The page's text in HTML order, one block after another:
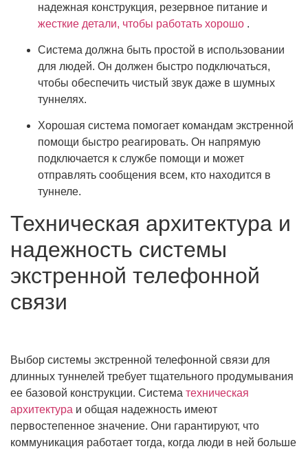
надежная конструкция, резервное питание и
жесткие детали, чтобы работать хорошо .
Система должна быть простой в использовании
для людей. Он должен быстро подключаться,
чтобы обеспечить чистый звук даже в шумных
туннелях.
Хорошая система помогает командам экстренной
помощи быстро реагировать. Он напрямую
подключается к службе помощи и может
отправлять сообщения всем, кто находится в
туннеле.
Техническая архитектура и
надежность системы
экстренной телефонной
связи
Выбор системы экстренной телефонной связи для
длинных туннелей требует тщательного продумывания
ее базовой конструкции. Система техническая
архитектура и общая надежность имеют
первостепенное значение. Они гарантируют, что
коммуникация работает тогда, когда люди в ней больше